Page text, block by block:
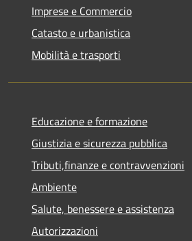
Imprese e Commercio
Catasto e urbanistica
Mobilità e trasporti
Educazione e formazione
Giustizia e sicurezza pubblica
Tributi,finanze e contravvenzioni
Ambiente
Salute, benessere e assistenza
Autorizzazioni